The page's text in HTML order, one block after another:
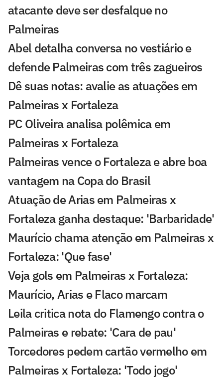
atacante deve ser desfalque no
Palmeiras
Abel detalha conversa no vestiário e
defende Palmeiras com três zagueiros
Dê suas notas: avalie as atuações em
Palmeiras x Fortaleza
PC Oliveira analisa polêmica em
Palmeiras x Fortaleza
Palmeiras vence o Fortaleza e abre boa
vantagem na Copa do Brasil
Atuação de Arias em Palmeiras x
Fortaleza ganha destaque: 'Barbaridade'
Maurício chama atenção em Palmeiras x
Fortaleza: 'Que fase'
Veja gols em Palmeiras x Fortaleza:
Maurício, Arias e Flaco marcam
Leila critica nota do Flamengo contra o
Palmeiras e rebate: 'Cara de pau'
Torcedores pedem cartão vermelho em
Palmeiras x Fortaleza: 'Todo jogo'